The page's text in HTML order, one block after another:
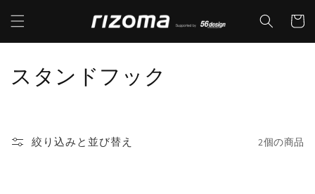
ンツに
進む
ー
コ
シ
スタンドフック
絞り込みと並び替え 2個の商品